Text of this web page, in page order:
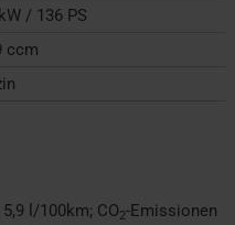
/ 136 PS
ccm
5,9 l/100km; CO2-Emissionen